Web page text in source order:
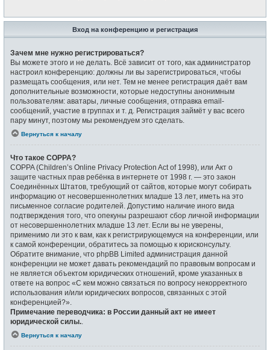
Вход на конференцию и регистрация
Зачем мне нужно регистрироваться?
Вы можете этого и не делать. Всё зависит от того, как администратор
настроил конференцию: должны ли вы зарегистрироваться, чтобы
размещать сообщения, или нет. Тем не менее регистрация даёт вам
дополнительные возможности, которые недоступны анонимным
пользователям: аватары, личные сообщения, отправка email-
сообщений, участие в группах и т. д. Регистрация займёт у вас всего
пару минут, поэтому мы рекомендуем это сделать.
Вернуться к началу
Что такое COPPA?
COPPA (Children’s Online Privacy Protection Act of 1998), или Акт о
защите частных прав ребёнка в интернете от 1998 г. — это закон
Соединённых Штатов, требующий от сайтов, которые могут собирать
информацию от несовершеннолетних младше 13 лет, иметь на это
письменное согласие родителей. Допустимо наличие иного вида
подтверждения того, что опекуны разрешают сбор личной информации
от несовершеннолетних младше 13 лет. Если вы не уверены,
применимо ли это к вам, как к регистрирующемуся на конференции, или
к самой конференции, обратитесь за помощью к юрисконсульту.
Обратите внимание, что phpBB Limited администрация данной
конференции не может давать рекомендаций по правовым вопросам и
не является объектом юридических отношений, кроме указанных в
ответе на вопрос «С кем можно связаться по вопросу некорректного
использования и/или юридических вопросов, связанных с этой
конференцией?».
Примечание переводчика: в России данный акт не имеет
юридической силы.
Вернуться к началу